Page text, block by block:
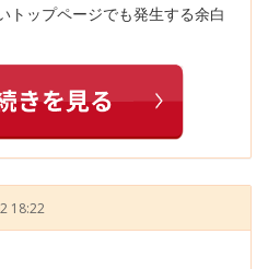
トップページでも発生する余白
18:22